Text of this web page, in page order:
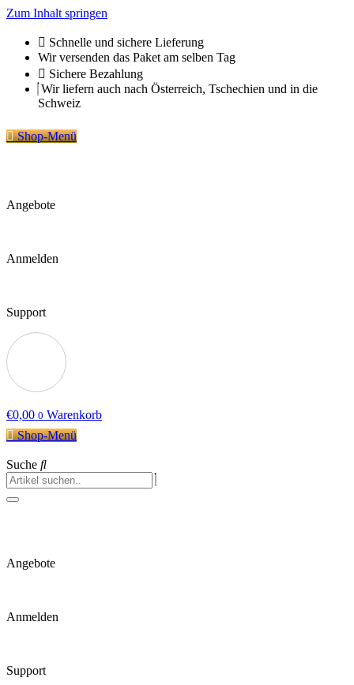
Zum Inhalt springen
Schnelle und sichere Lieferung
Wir versenden das Paket am selben Tag
Sichere Bezahlung
Wir liefern auch nach Österreich, Tschechien und in die
Schweiz
Shop-Menü
Angebote
Anmelden
Support
€0,00 0 Warenkorb
Shop-Menü
Suche
Angebote
Anmelden
Support